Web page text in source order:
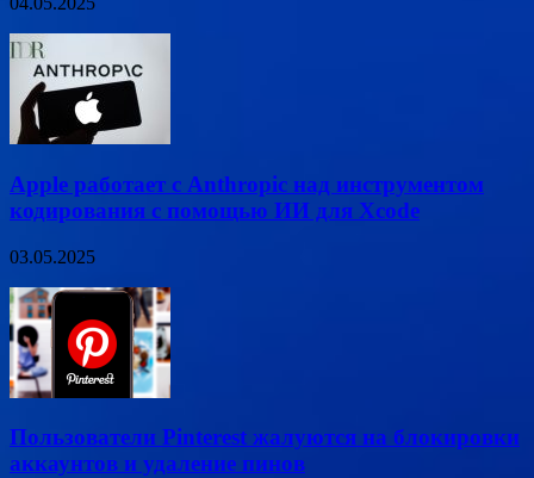
Apple работает с Anthropic над инструментом
кодирования с помощью ИИ для Xcode
03.05.2025
Пользователи Pinterest жалуются на блокировки
аккаунтов и удаление пинов